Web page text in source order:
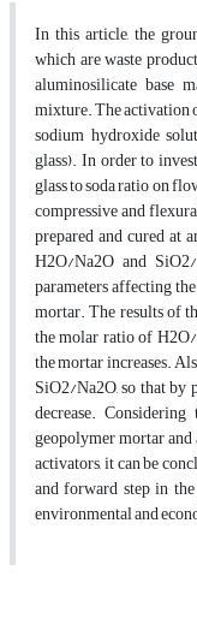
In this article, the
which are waste
aluminosilicate base
mixture. The activation
sodium hydroxide
glass). In order to
glass to soda ratio on
compressive and
prepared and cured at
H2O/Na2O and
parameters affecting
mortar. The results of
the molar ratio of
the mortar increases.
SiO2/Na2O, so that by
decrease.
geopolymer mortar
activators, it can be
and forward step in
environmental and